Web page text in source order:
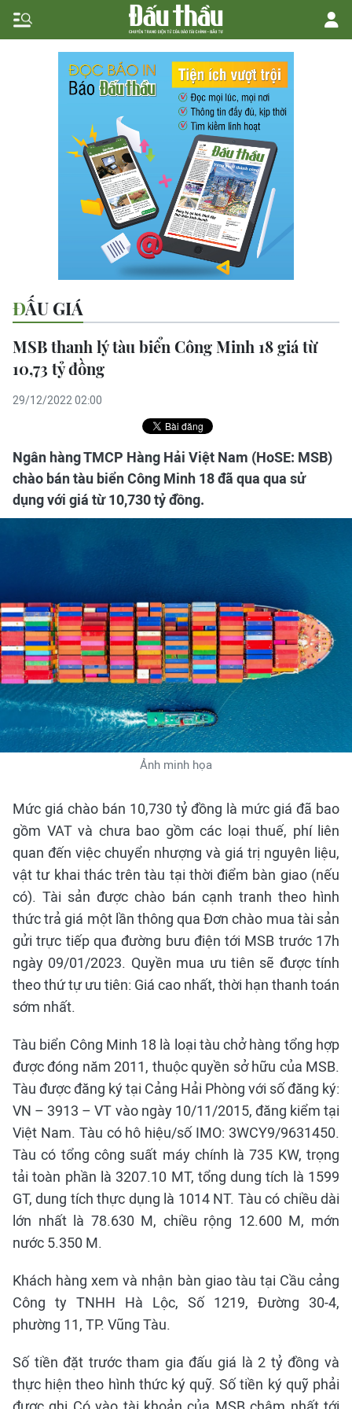
ĐẤU GIÁ
MSB thanh lý tàu biển Công Minh 18 giá từ
10,73 tỷ đồng
29/12/2022 02:00
Ngân hàng TMCP Hàng Hải Việt Nam (HoSE: MSB)
chào bán tàu biển Công Minh 18 đã qua qua sử
dụng với giá từ 10,730 tỷ đồng.
Ảnh minh họa
Mức giá chào bán 10,730 tỷ đồng là mức giá đã bao
gồm VAT và chưa bao gồm các loại thuế, phí liên
quan đến việc chuyển nhượng và giá trị nguyên liệu,
vật tư khai thác trên tàu tại thời điểm bàn giao (nếu
có). Tài sản được chào bán cạnh tranh theo hình
thức trả giá một lần thông qua Đơn chào mua tài sản
gửi trực tiếp qua đường bưu điện tới MSB trước 17h
ngày 09/01/2023. Quyền mua ưu tiên sẽ được tính
theo thứ tự ưu tiên: Giá cao nhất, thời hạn thanh toán
sớm nhất.
Tàu biển Công Minh 18 là loại tàu chở hàng tổng hợp
được đóng năm 2011, thuộc quyền sở hữu của MSB.
Tàu được đăng ký tại Cảng Hải Phòng với số đăng ký:
VN – 3913 – VT vào ngày 10/11/2015, đăng kiểm tại
Việt Nam. Tàu có hô hiệu/số IMO: 3WCY9/9631450.
Tàu có tổng công suất máy chính là 735 KW, trọng
tải toàn phần là 3207.10 MT, tổng dung tích là 1599
GT, dung tích thực dụng là 1014 NT. Tàu có chiều dài
lớn nhất là 78.630 M, chiều rộng 12.600 M, mớn
nước 5.350 M.
Khách hàng xem và nhận bàn giao tàu tại Cầu cảng
Công ty TNHH Hà Lộc, Số 1219, Đường 30-4,
phường 11, TP. Vũng Tàu.
Số tiền đặt trước tham gia đấu giá là 2 tỷ đồng và
thực hiện theo hình thức ký quỹ. Số tiền ký quỹ phải